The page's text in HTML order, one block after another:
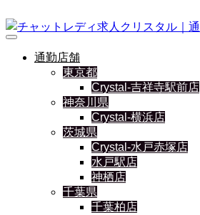
通勤店舗
東京都
Crystal-吉祥寺駅前店
神奈川県
Crystal-横浜店
茨城県
Crystal-水戸赤塚店
水戸駅店
神栖店
千葉県
千葉柏店